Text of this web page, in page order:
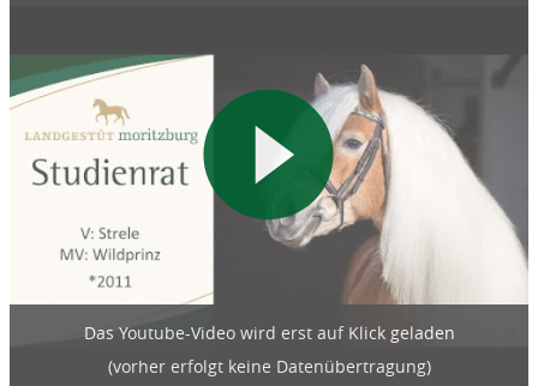
Das Youtube-Video wird erst auf Klick geladen
(vorher erfolgt keine Datenübertragung)